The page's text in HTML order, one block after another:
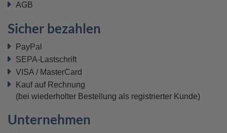
AGB
Sicher bezahlen
PayPal
SEPA-Lastschrift
VISA / MasterCard
Kauf auf Rechnung
(bei wiederholter Bestellung als registrierter Kunde)
Unternehmen